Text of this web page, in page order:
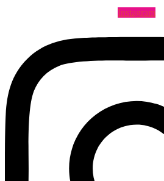
Instagram